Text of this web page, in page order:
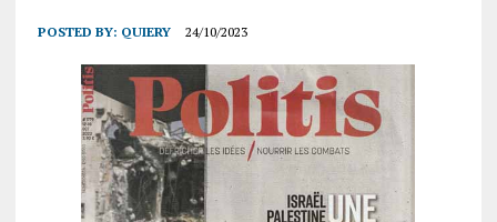
POSTED BY: QUIERY 24/10/2023